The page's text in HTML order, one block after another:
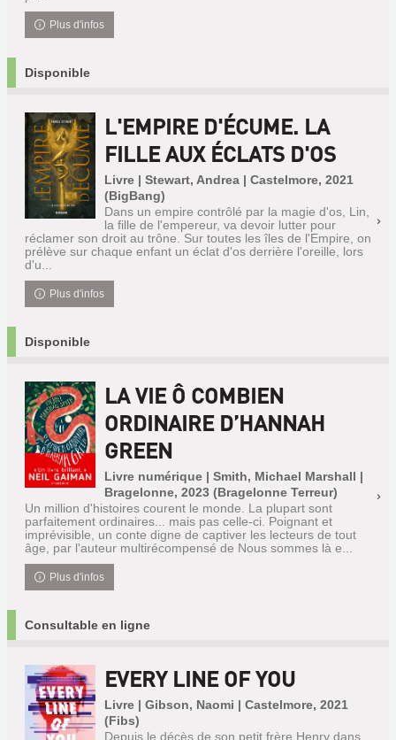
Plus d'infos
Disponible
L'EMPIRE D'ÉCUME. LA
FILLE AUX ÉCLATS D'OS
Livre | Stewart, Andrea | Castelmore, 2021
(BigBang)
Dans un empire contrôlé par la magie d'os, Lin,
la fille de l'empereur, va devoir lutter pour
réclamer son droit au trône. Sur toutes les îles de l'Empire, on
prélève sur chaque enfant un éclat d'os derrière l'oreille, lors
d'u...
Plus d'infos
Disponible
LA VIE Ô COMBIEN
ORDINAIRE D’HANNAH
GREEN
Livre numérique | Smith, Michael Marshall |
Bragelonne, 2023 (Bragelonne Terreur)
Un million d'histoires courent le monde. La plupart sont
parfaitement ordinaires... mais pas celle-ci. Poignant et
imprévisible, un conte digne de captiver les lecteurs de tout
âge, par l'auteur multirécompensé de Nous sommes là e...
Plus d'infos
Consultable en ligne
EVERY LINE OF YOU
Livre | Gibson, Naomi | Castelmore, 2021
(Fibs)
Depuis le décès de son petit frère Henry dans